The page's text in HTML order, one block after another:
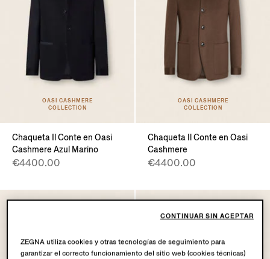
OASI CASHMERE
COLLECTION
Chaqueta Il Conte en Oasi
Cashmere Azul Marino
€4400.00
OASI CASHMERE
COLLECTION
Chaqueta Il Conte en Oasi
Cashmere
€4400.00
ZEGNA utiliza cookies y otras tecnologías de seguimiento para
garantizar el correcto funcionamiento del sitio web (cookies técnicas)
CONTINUAR SIN ACEPTAR